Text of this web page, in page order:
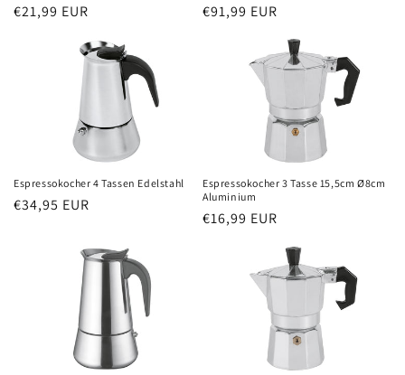
Normaler
€21,99 EUR
Normaler
€91,99 EUR
Espressokocher 4 Tassen Edelstahl
Normaler
€34,95 EUR
Espressokocher 3 Tasse 15,5cm Ø8cm
Aluminium
Normaler
€16,99 EUR